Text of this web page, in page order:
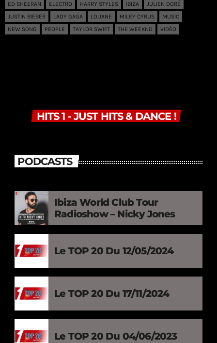
ED SHEERAN
ELECTRO HARRY STYLES IBIZA
JULIEN DORÉ
JUSTIN BIEBER
LADY GAGA LOUANE MILEY CYRUS
MUSIC
NEW SONG
PEOPLE TAYLOR SWIFT THE WEEKND VIDÉO
HITS 1 - JUST HITS & DANCE !
PODCASTS
Ibiza World Club Tour
Radioshow – Nicky Jones
Le TOP 20 Du 12/05/2024
Le TOP 20 Du 17/11/2024
Le TOP 20 Du 04/06/2023